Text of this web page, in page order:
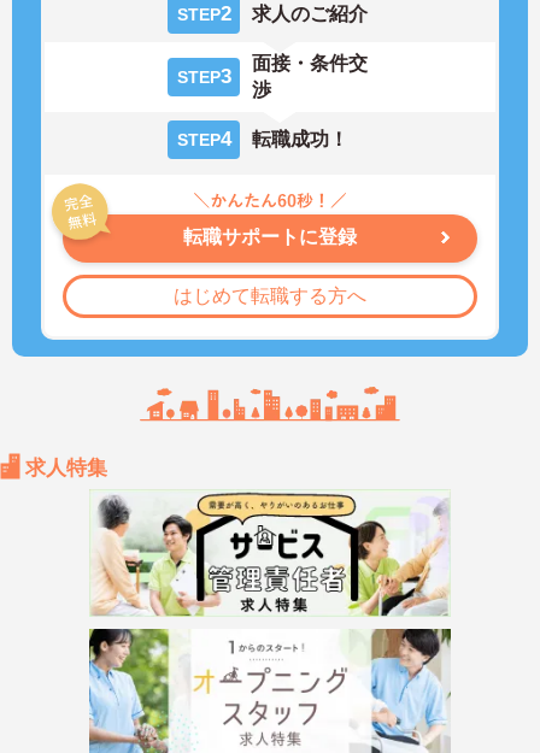
STEP2 求人のご紹介
STEP3
面接・条件交
渉
STEP4 転職成功！
転職サポートに登録
はじめて転職する方へ
求人特集